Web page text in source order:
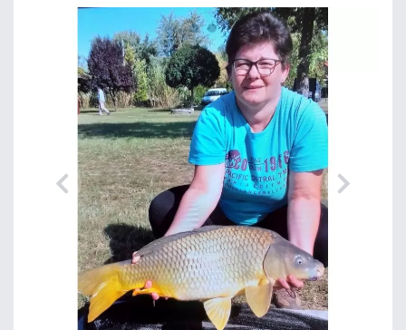
1 2